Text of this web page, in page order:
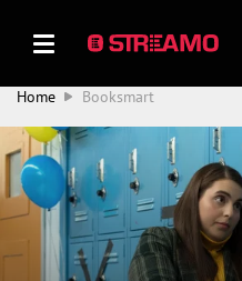
Home Booksmart